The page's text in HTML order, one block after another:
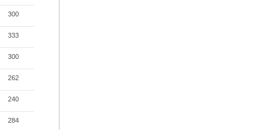
300
333
300
262
240
284